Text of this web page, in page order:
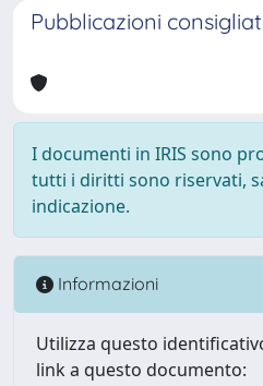
Pubblicazioni
I documenti in IRIS sono
tutti i diritti sono riservati,
indicazione.
Informazioni
Utilizza questo
link a questo documento: